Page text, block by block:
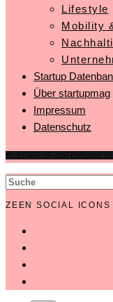
Lifestyle
Mobility
Startup
Über startupmag
Impressum
Datenschutz
ZEEN SOCIAL ICONS